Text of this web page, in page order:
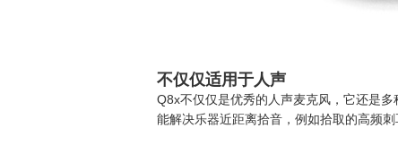
不仅仅适用于人声
Q8x不仅仅是优秀的人声麦克风，它还是
能解决乐器近距离拾音，例如拾取的高频